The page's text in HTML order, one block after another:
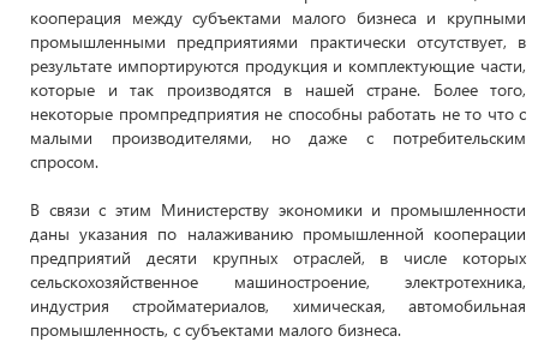
кооперация между субъектами малого бизнеса и крупными
промышленными предприятиями практически отсутствует, в
результате импортируются продукция и комплектующие части,
которые и так производятся в нашей стране. Более того,
некоторые промпредприятия не способны работать не то что с
малыми производителями, но даже с потребительским
спросом.
В связи с этим Министерству экономики и промышленности
даны указания по налаживанию промышленной кооперации
предприятий десяти крупных отраслей, в числе которых
сельскохозяйственное машиностроение, электротехника,
индустрия стройматериалов, химическая, автомобильная
промышленность, с субъектами малого бизнеса.